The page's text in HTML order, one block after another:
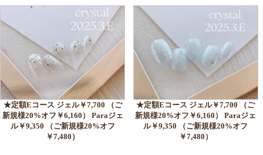
★定額Eコース ジェル￥7,700 （ご
新規様20%オフ￥6,160） Paraジェ
ル￥9,350 （ご新規様20%オフ
￥7,480）
★定額Eコース ジェル￥7,700 （ご
新規様20%オフ￥6,160） Paraジェ
ル￥9,350 （ご新規様20%オフ
￥7,480）